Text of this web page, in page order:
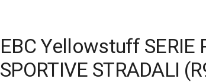
EBC Yellowstuff SERIE
SPORTIVE STRADALI